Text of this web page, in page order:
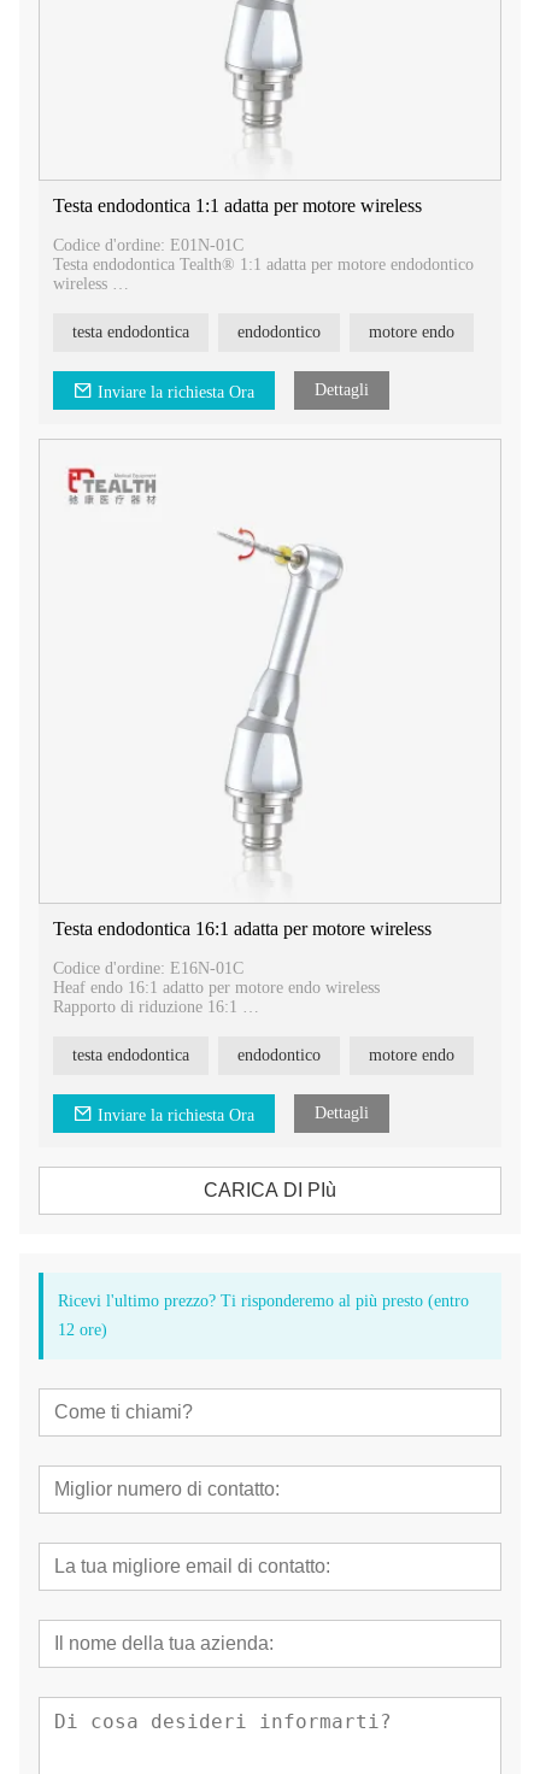
Testa endodontica 1:1 adatta per motore wireless
Codice d'ordine: E01N-01C
Testa endodontica Tealth® 1:1 adatta per motore endodontico
wireless
marche sul mercato.
testa endodontica endodontico motore endo
Inviare la richiesta Ora Dettagli
Testa endodontica 16:1 adatta per motore wireless
Codice d'ordine: E16N-01C
Heaf endo 16:1 adatto per motore endo wireless
Rapporto di riduzione 16:1
testa endodontica
endodontico motore endo
Inviare la richiesta Ora Dettagli
CARICA DI PIù
Ricevi l'ultimo prezzo? Ti risponderemo al più presto (entro
12 ore)